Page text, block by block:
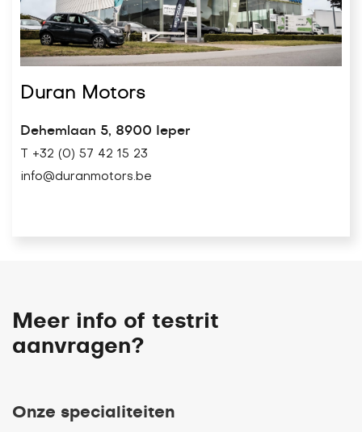
Duran Motors
Dehemlaan 5, 8900 Ieper
T +32 (0) 57 42 15 23
info@duranmotors.be
Meer info of testrit
aanvragen?
Onze specialiteiten